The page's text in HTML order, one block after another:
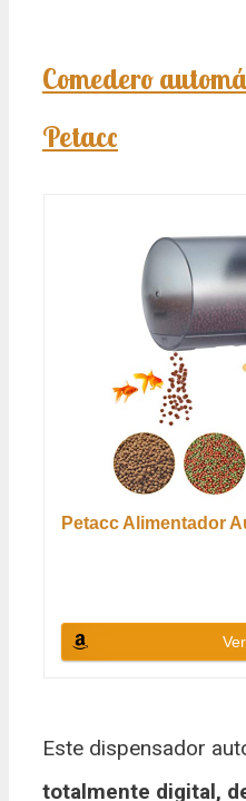
Comedero
Petacc
Petacc Alimentador
Este dispensador
totalmente digital,